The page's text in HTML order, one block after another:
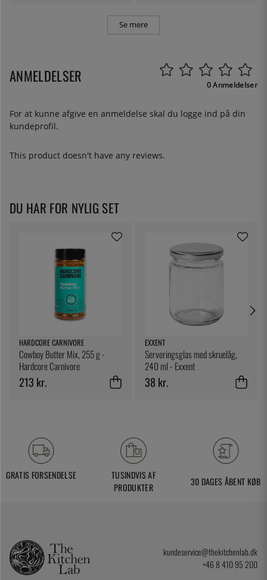
Se mere
ANMELDELSER 0 Anmeldelser
For at kunne afgive en anmeldelse skal du logge ind på din
kundeprofil.
This product doesn't have any reviews.
DU HAR FOR NYLIG SET
HARDCORE CARNIVORE
Cowboy Butter Mix, 255 g -
Hardcore Carnivore
213 kr.
EXXENT
Serveringsglas med skruelåg,
240 ml - Exxent
38 kr.
GRATIS FORSENDELSE
TUSINDVIS AF
PRODUKTER
30 DAGES ÅBENT KØB
kundeservice@thekitchenlab.dk
+46 8 410 95 200